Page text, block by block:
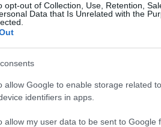
opt-out of Collection, Use, Retention,
Data that Is Unrelated with the
allow Google to enable storage related
identifiers in apps.
allow my user data to be sent to Google
nella sezioneLogindal menù
Arzachena
Scuole Arzachena